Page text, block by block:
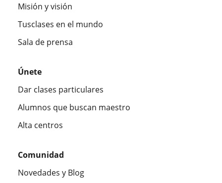
Misión y visión
Tusclases en el mundo
Sala de prensa
Únete
Dar clases particulares
Alumnos que buscan maestro
Alta centros
Comunidad
Novedades y Blog